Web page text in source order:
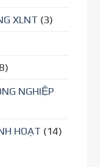
XLNT (3)
NGHIỆP
HOẠT (14)